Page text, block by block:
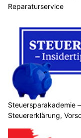
Reparaturservice
Steuersparakademie
Steuererklärung,